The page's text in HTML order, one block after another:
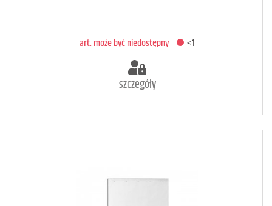
art. może być niedostępny <1
szczegóły